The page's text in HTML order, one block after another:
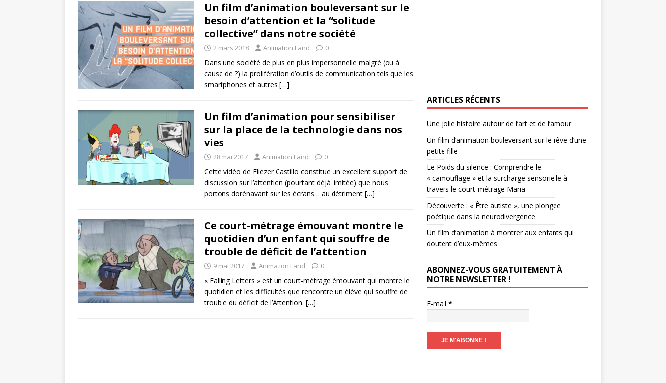
Un film d’animation bouleversant sur le
besoin d’attention et la “solitude
collective” dans notre société
2 mars 2018 Animation Land 0
Dans une société de plus en plus impersonnelle malgré (ou à
cause de ?) la prolifération d’outils de communication tels que les
smartphones et autres […]
Un film d’animation pour sensibiliser
sur la place de la technologie dans nos
vies
28 mai 2017 Animation Land 0
Cette vidéo de Eliezer Castillo constitue un excellent support de
discussion sur l’attention (pourtant déjà limitée) que nous
portons dorénavant sur les écrans… au détriment […]
Ce court-métrage émouvant montre le
quotidien d’un enfant qui souffre de
trouble de déficit de l’attention
9 mai 2017 Animation Land 0
« Falling Letters » est un court-métrage émouvant qui montre le
quotidien et les difficultés que rencontre un élève qui souffre de
trouble du déficit de l’Attention. […]
ARTICLES RÉCENTS
Une jolie histoire autour de l’art et de l’amour
Un film d’animation bouleversant sur le rêve d’une
petite fille
Le Poids du silence : Comprendre le
« camouflage » et la surcharge sensorielle à
travers le court-métrage Maria
Découverte : « Être autiste », une plongée
poétique dans la neurodivergence
Un film d’animation à montrer aux enfants qui
doutent d’eux-mêmes
ABONNEZ-VOUS GRATUITEMENT À
NOTRE NEWSLETTER !
E-mail *